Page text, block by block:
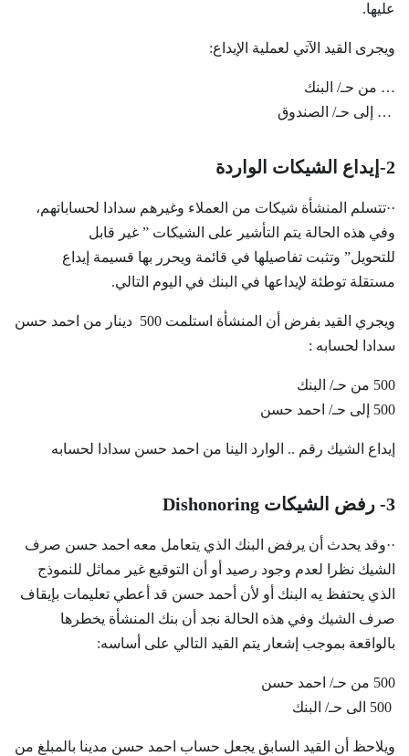
عليها.
ويجرى القيد الآتي لعملية الإيداع:
… من حـ/ البنك
… إلى حـ/ الصندوق
2-إيداع الشيكات الواردة
··تتسلم المنشأة شيكات من العملاء وغيرهم سدادا لحساباتهم،
وفي هذه الحالة يتم التأشير على الشيكات ” غير قابل
للتحويل” وتثبت تفاصيلها في قائمة ويحرر بها قسيمة إيداع
مستقلة توطئة لإيداعها في البنك في اليوم التالي.
ويجري القيد بفرض أن المنشأة استلمت 500 دينار من احمد حسن
سدادا لحسابه :
500 من حـ/ البنك
500 إلى حـ/ احمد حسن
إيداع الشيك رقم .. الوارد الينا من احمد حسن سدادا لحسابه
3- رفض الشيكات Dishonoring
··وقد يحدث أن يرفض البنك الذي يتعامل معه احمد حسن صرف
الشيك نظرا لعدم وجود رصيد أو أن التوقيع غير مماثل للنموذج
الذي يحتفظ يه البنك أو لأن أحمد حسن قد أعطي تعليمات بإيقاف
صرف الشيك وفي هذه الحالة نجد أن بنك المنشأة يخطرها
بالواقعة بموجب إشعار يتم القيد التالي على أساسه:
500 من حـ/ احمد حسن
ويلاحظ أن القيد السابق يجعل حساب احمد حسن مدينا بالمبلغ من